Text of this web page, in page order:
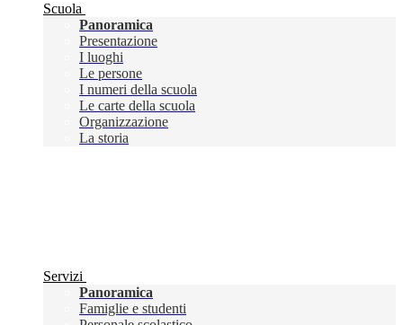
Scuola
Panoramica
Presentazione
I luoghi
Le persone
I numeri della scuola
Le carte della scuola
Organizzazione
La storia
Servizi
Panoramica
Famiglie e studenti